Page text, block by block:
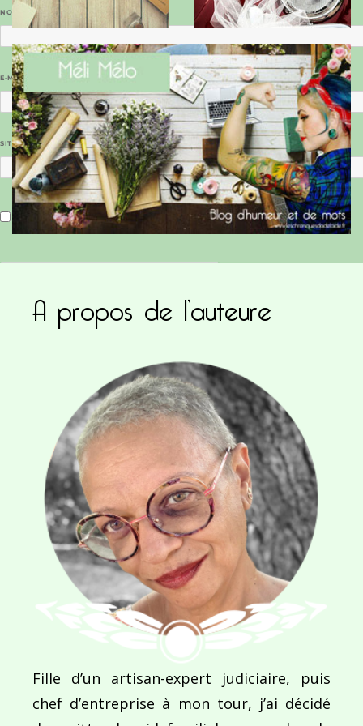
NOM
E-MAIL
SITE WEB
Enregistrer mon nom, mon e-mail et mon site dans le navigateur pour mon prochain commentaire.
Ce site utilise Akismet pour réduire les
commentaires sont traitées.
Navigation
l’article
PUBLIÉ DANS
Maires et fier(es) de l’être !
A propos de l’auteure
Fille d’un artisan-expert judiciaire, puis
chef d’entreprise à mon tour, j’ai décidé